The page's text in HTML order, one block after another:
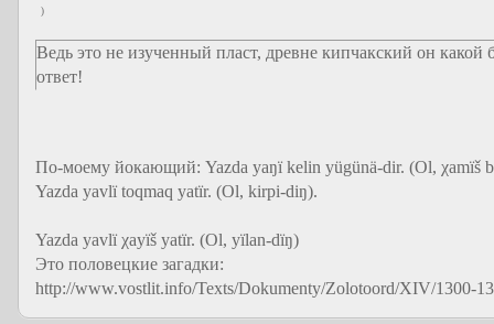
)
Ведь это не изученный пласт, древне кипчакский он
ответ!
По-моему йокающий: Yazda yaŋï kelin yügünä-dir. (Ol, χamïš
Yazda yavlï toqmaq yatïr. (Ol, kirpi-diŋ).
Yazda yavlï χayïš yatïr. (Ol, yïlan-dïŋ)
Это половецкие загадки:
http://www.vostlit.info/Texts/Dokumenty/Zolotoord/XIV/1300-